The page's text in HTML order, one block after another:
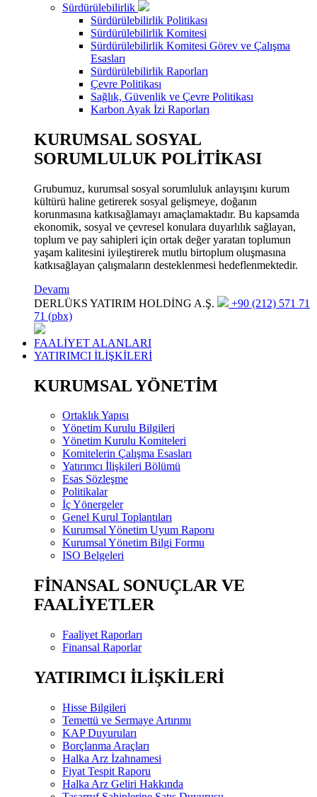
Sürdürülebilirlik
Sürdürülebilirlik Politikası
Sürdürülebilirlik Komitesi
Sürdürülebilirlik Komitesi Görev ve Çalışma
Esasları
Sürdürülebilirlik Raporları
Çevre Politikası
Sağlık, Güvenlik ve Çevre Politikası
Karbon Ayak İzi Raporları
KURUMSAL SOSYAL
SORUMLULUK POLİTİKASI
Grubumuz, kurumsal sosyal sorumluluk anlayışını kurum
kültürü haline getirerek sosyal gelişmeye, doğanın
korunmasına katkısağlamayı amaçlamaktadır. Bu kapsamda
ekonomik, sosyal ve çevresel konulara duyarlılık sağlayan,
toplum ve pay sahipleri için ortak değer yaratan toplumun
yaşam kalitesini iyileştirerek mutlu birtoplum oluşmasına
katkısağlayan çalışmaların desteklenmesi hedeflenmektedir.
Devamı
DERLÜKS YATIRIM HOLDİNG A.Ş.
+90 (212) 571 71
71 (pbx)
FAALİYET ALANLARI
YATIRIMCI İLİŞKİLERİ
KURUMSAL YÖNETİM
Ortaklık Yapısı
Yönetim Kurulu Bilgileri
Yönetim Kurulu Komiteleri
Komitelerin Çalışma Esasları
Yatırımcı İlişkileri Bölümü
Esas Sözleşme
Politikalar
İç Yönergeler
Genel Kurul Toplantıları
Kurumsal Yönetim Uyum Raporu
Kurumsal Yönetim Bilgi Formu
ISO Belgeleri
FİNANSAL SONUÇLAR VE
FAALİYETLER
Faaliyet Raporları
Finansal Raporlar
YATIRIMCI İLİŞKİLERİ
Hisse Bilgileri
Temettü ve Sermaye Artırımı
KAP Duyuruları
Borçlanma Araçları
Halka Arz İzahnamesi
Fiyat Tespit Raporu
Halka Arz Geliri Hakkında